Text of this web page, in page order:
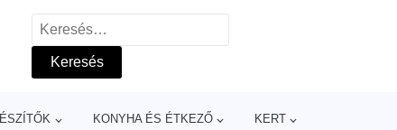
Keresés:
KONYHA ÉS ÉTKEZŐ KERT